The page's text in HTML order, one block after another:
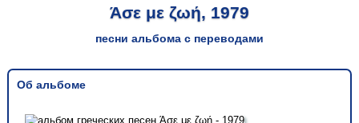
Άσε με ζωή, 1979
песни альбома с переводами
Об альбоме